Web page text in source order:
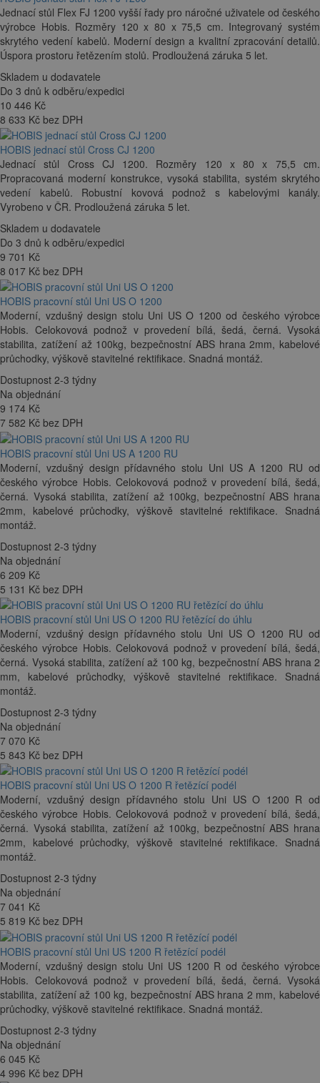
Jednací stůl Flex FJ 1200 vyšší řady pro náročné uživatele od českého
výrobce Hobis. Rozměry 120 x 80 x 75,5 cm. Integrovaný systém
skrytého vedení kabelů. Moderní design a kvalitní zpracování detailů.
Úspora prostoru řetězením stolů. Prodloužená záruka 5 let.
Skladem u dodavatele
Do 3 dnů k odběru/expedici
10 446 Kč
8 633 Kč bez DPH
HOBIS jednací stůl Cross CJ 1200
Jednací stůl Cross CJ 1200. Rozměry 120 x 80 x 75,5 cm.
Propracovaná moderní konstrukce, vysoká stabilita, systém skrytého
vedení kabelů. Robustní kovová podnož s kabelovými kanály.
Vyrobeno v ČR. Prodloužená záruka 5 let.
Skladem u dodavatele
Do 3 dnů k odběru/expedici
9 701 Kč
8 017 Kč bez DPH
HOBIS pracovní stůl Uni US O 1200
Moderní, vzdušný design stolu Uni US O 1200 od českého výrobce
Hobis. Celokovová podnož v provedení bílá, šedá, černá. Vysoká
stabilita, zatížení až 100kg, bezpečnostní ABS hrana 2mm, kabelové
průchodky, výškově stavitelné rektifikace. Snadná montáž.
Dostupnost 2-3 týdny
Na objednání
9 174 Kč
7 582 Kč bez DPH
HOBIS pracovní stůl Uni US A 1200 RU
Moderní, vzdušný design přídavného stolu Uni US A 1200 RU od
českého výrobce Hobis. Celokovová podnož v provedení bílá, šedá,
černá. Vysoká stabilita, zatížení až 100kg, bezpečnostní ABS hrana
2mm, kabelové průchodky, výškově stavitelné rektifikace. Snadná
montáž.
Dostupnost 2-3 týdny
Na objednání
6 209 Kč
5 131 Kč bez DPH
HOBIS pracovní stůl Uni US O 1200 RU řetězící do úhlu
Moderní, vzdušný design přídavného stolu Uni US O 1200 RU od
českého výrobce Hobis. Celokovová podnož v provedení bílá, šedá,
černá. Vysoká stabilita, zatížení až 100 kg, bezpečnostní ABS hrana 2
mm, kabelové průchodky, výškově stavitelné rektifikace. Snadná
montáž.
Dostupnost 2-3 týdny
Na objednání
7 070 Kč
5 843 Kč bez DPH
HOBIS pracovní stůl Uni US O 1200 R řetězící podél
Moderní, vzdušný design přídavného stolu Uni US O 1200 R od
českého výrobce Hobis. Celokovová podnož v provedení bílá, šedá,
černá. Vysoká stabilita, zatížení až 100kg, bezpečnostní ABS hrana
2mm, kabelové průchodky, výškově stavitelné rektifikace. Snadná
montáž.
Dostupnost 2-3 týdny
Na objednání
7 041 Kč
5 819 Kč bez DPH
HOBIS pracovní stůl Uni US 1200 R řetězící podél
Moderní, vzdušný design stolu Uni US 1200 R od českého výrobce
Hobis. Celokovová podnož v provedení bílá, šedá, černá. Vysoká
stabilita, zatížení až 100 kg, bezpečnostní ABS hrana 2 mm, kabelové
průchodky, výškově stavitelné rektifikace. Snadná montáž.
Dostupnost 2-3 týdny
Na objednání
6 045 Kč
4 996 Kč bez DPH